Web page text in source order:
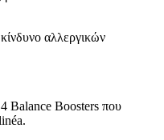
αλλεργικών
Balance Boosters που